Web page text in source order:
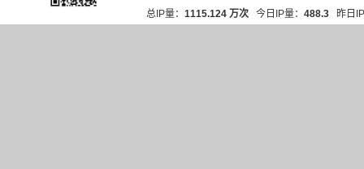
总IP量： 1115.124 万次 今日IP量： 488.3 昨日